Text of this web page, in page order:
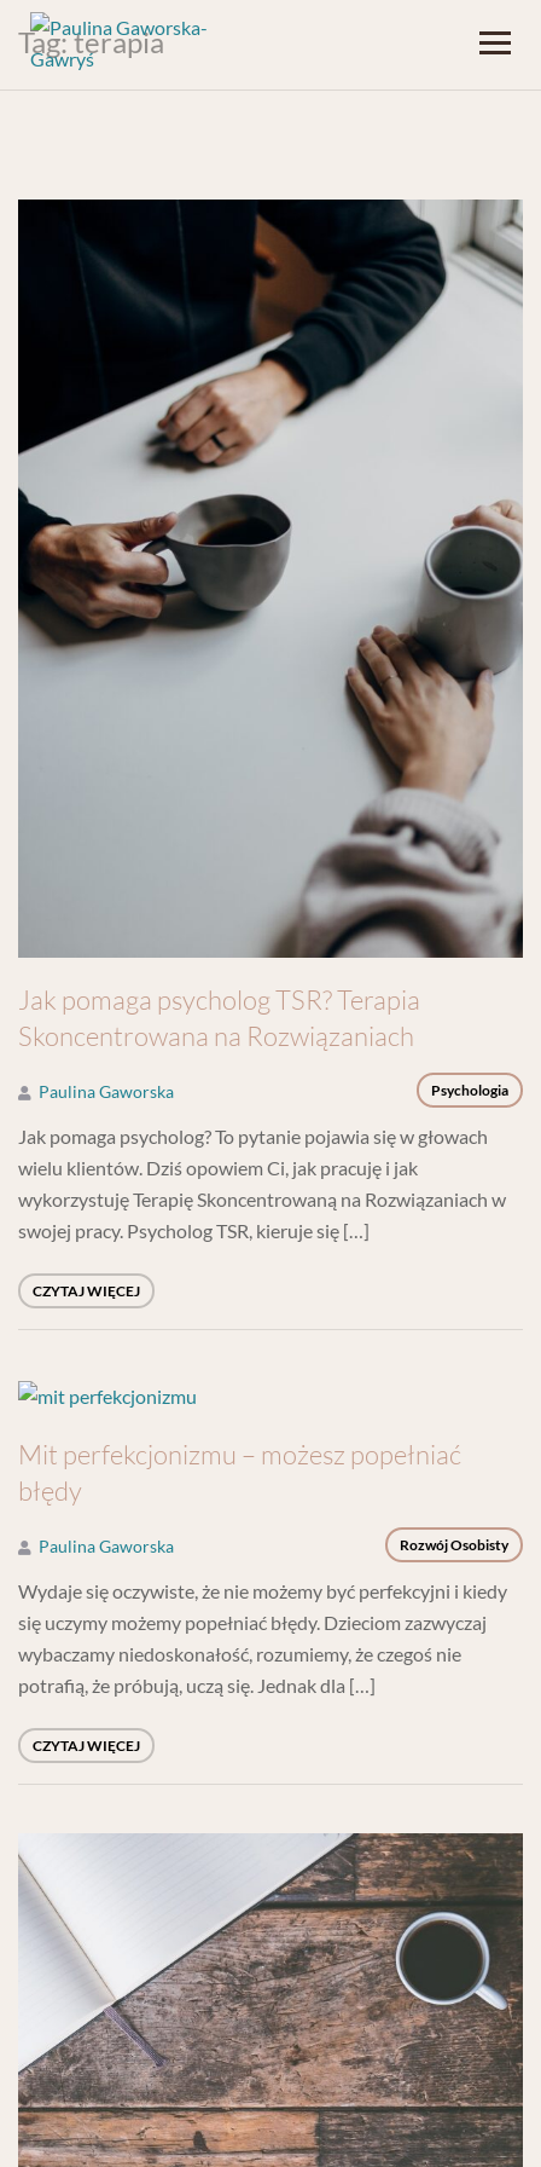
Tag:terapia
Jak pomaga psycholog TSR? Terapia
Skoncentrowana na Rozwiązaniach
Psychologia
Paulina Gaworska
Jak pomaga psycholog? To pytanie pojawia się w głowach
wielu klientów. Dziś opowiem Ci, jak pracuję i jak
wykorzystuję Terapię Skoncentrowaną na Rozwiązaniach w
swojej pracy. Psycholog TSR, kieruje się […]
CZYTAJ WIĘCEJ
Mit perfekcjonizmu – możesz popełniać
błędy
Rozwój Osobisty
Paulina Gaworska
Wydaje się oczywiste, że nie możemy być perfekcyjni i kiedy
się uczymy możemy popełniać błędy. Dzieciom zazwyczaj
wybaczamy niedoskonałość, rozumiemy, że czegoś nie
potrafią, że próbują, uczą się. Jednak dla […]
CZYTAJ WIĘCEJ